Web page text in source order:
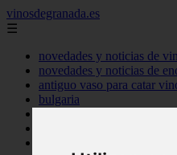
vinosdegranada.es
☰
novedades y noticias de
novedades y noticias de
antiguo vaso para catar
bulgaria